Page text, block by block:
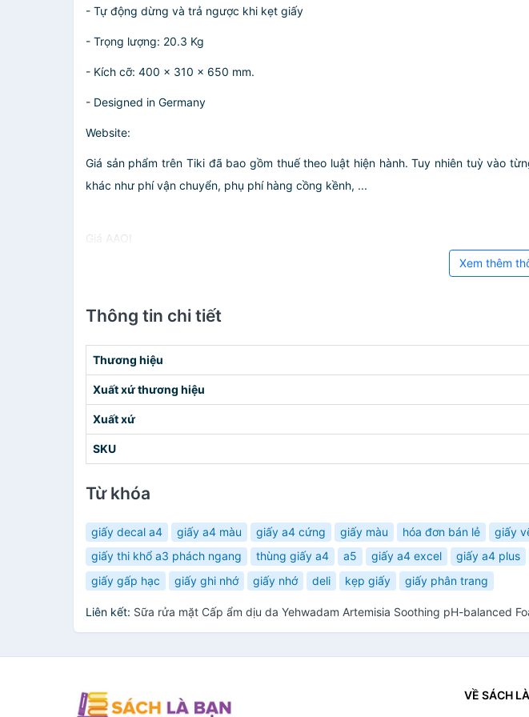
- Tự động dừng và trả ngược khi kẹt giấy
- Trọng lượng: 20.3 Kg
- Kích cỡ: 400 x 310 x 650 mm.
- Designed in Germany
Website:
Giá sản phẩm trên Tiki đã bao gồm thuế theo luật hiện hành. Tuy nhiên tuỳ vào
khác như phí vận chuyển, phụ phí hàng cồng kềnh, ...
Giá AAOI
Xem thêm
Thông tin chi tiết
Thương hiệu
Xuất xứ thương hiệu
Xuất xứ
SKU
Từ khóa
giấy decal a4 giấy a4 màu giấy a4 cứng giấy màu hóa đơn bán lẻ giấy
giấy thi khổ a3 phách ngang
thùng giấy a4 a5 giấy a4 excel giấy a4 plus
giấy gấp hạc
giấy ghi nhớ giấy nhớ deli kẹp giấy giấy phân trang
Liên kết: Sữa rửa mặt Cấp ẩm dịu da Yehwadam Artemisia Soothing pH-balanced
VỀ SÁCH